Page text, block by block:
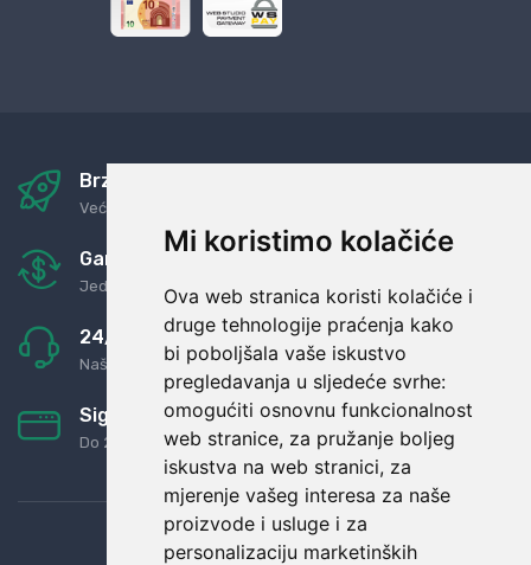
Mi koristimo kolačiće
Ova web stranica koristi kolačiće i
druge tehnologije praćenja kako
bi poboljšala vaše iskustvo
pregledavanja u sljedeće svrhe:
omogućiti osnovnu funkcionalnost
web stranice, za pružanje boljeg
iskustva na web stranici, za
mjerenje vašeg interesa za naše
proizvode i usluge i za
personalizaciju marketinških
Brza i sigurna dostava
Već za nekoliko dana kod vas
Garancija u povrat novaca
Jednostavno pravilo: Roba za novac
24/7 odlična podrška
Naši agenti uvijek na raspolaganju
Sigurno obročno plaćanje
Do 24 rata bez kamata